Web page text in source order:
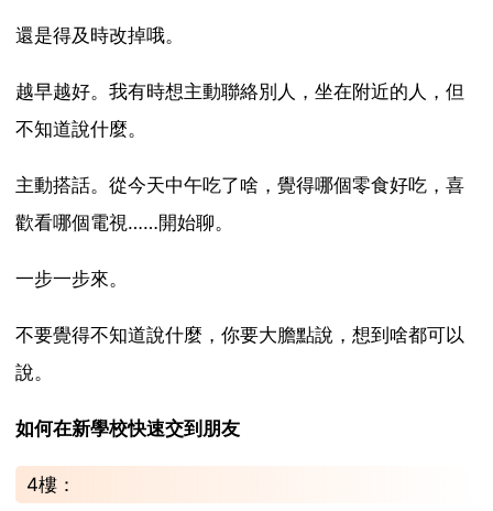
還是得及時改掉哦。
越早越好。我有時想主動聯絡別人，坐在附近的人，但
不知道說什麼。
主動搭話。從今天中午吃了啥，覺得哪個零食好吃，喜
歡看哪個電視……開始聊。
一步一步來。
不要覺得不知道說什麼，你要大膽點說，想到啥都可以
說。
如何在新學校快速交到朋友
4樓：